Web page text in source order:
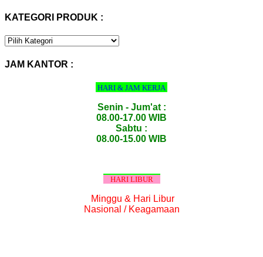
KATEGORI PRODUK :
KATEGORI
JAM KANTOR :
HARI & JAM KERJA
Senin - Jum'at :
08.00-17.00 WIB
Sabtu :
08.00-15.00 WIB
HARI LIBUR
Minggu & Hari Libur
Nasional / Keagamaan